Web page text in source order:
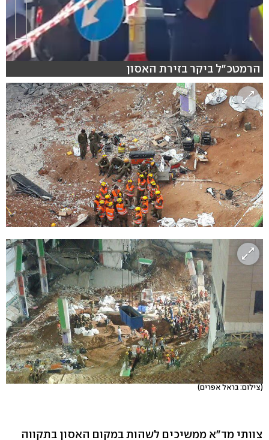
הרמטכ"ל ביקר בזירת האסון
(צילום: בראל אפרים)
צוותי מד"א ממשיכים לשהות במקום האסון בתקווה